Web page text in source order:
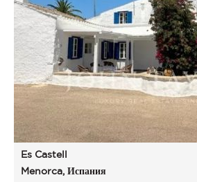
Es Castell
Menorca, Испания